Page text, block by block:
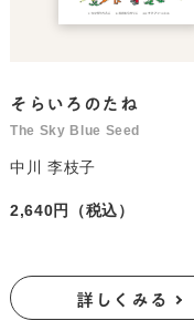
そらいろのたね
The Sky Blue Seed
中川 李枝子
2,640円（税込）
詳しくみる